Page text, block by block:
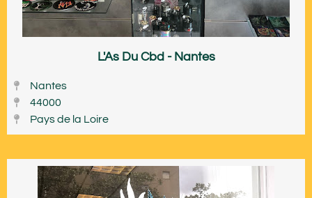
L'As Du Cbd - Nantes
Nantes
44000
Pays de la Loire